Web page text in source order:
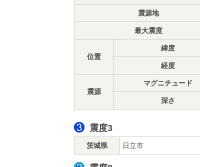
震源地
最大震度
位置
緯度
経度
震源
マグニチュード
深さ
震度3
茨城県 日立市